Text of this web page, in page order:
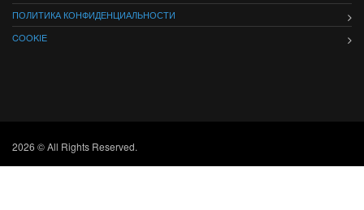
ПОЛИТИКА КОНФИДЕНЦИАЛЬНОСТИ
COOKIE
2026 © All Rights Reserved.